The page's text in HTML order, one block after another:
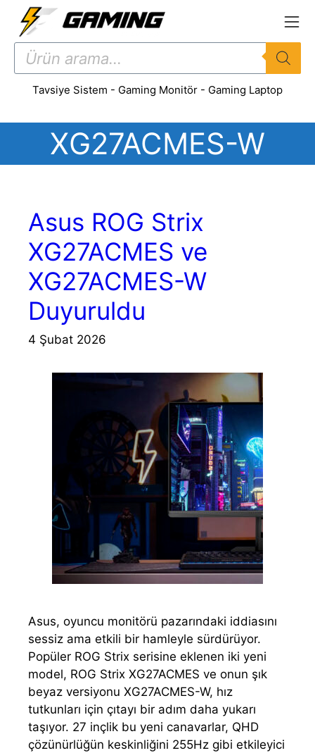
İçeriğe
Products
search
Tavsiye Sistem - Gaming Monitör - Gaming Laptop
XG27ACMES-W
Asus ROG Strix
XG27ACMES ve
XG27ACMES-W
Duyuruldu
4 Şubat 2026
Asus, oyuncu monitörü pazarındaki iddiasını
sessiz ama etkili bir hamleyle sürdürüyor.
Popüler ROG Strix serisine eklenen iki yeni
model, ROG Strix XG27ACMES ve onun şık
beyaz versiyonu XG27ACMES-W, hız
tutkunları için çıtayı bir adım daha yukarı
taşıyor. 27 inçlik bu yeni canavarlar, QHD
çözünürlüğün keskinliğini 255Hz gibi etkileyici